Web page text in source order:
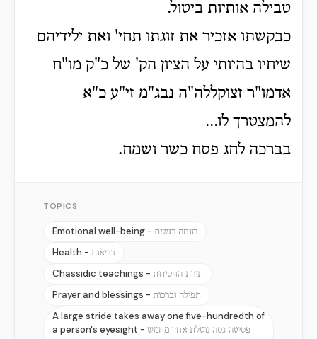
טבילה אותיות ביטול.
כבקשתו אזכיר את זוגתו תחי' ואת ילידיהם
שיחיו בהיותי על הציון הק' של כ"ק מו"ח
אדמו"ר זצוקללה"ה נבג"מ זי"ע כ"א
להמצטרך לו...
בברכה לחג פסח כשר ושמח.
TOPICS
Emotional well-being - רווחה רגשית
Health - בריאות
Chassidic teachings - תורת החסידות
Prayer and blessings - תפילה וברכות
A large stride takes away one five-hundredth of
a person's eyesight - פסיעה גסה נוטלת אחד מחמש